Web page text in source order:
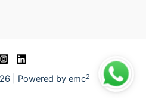
| Powered by emc2